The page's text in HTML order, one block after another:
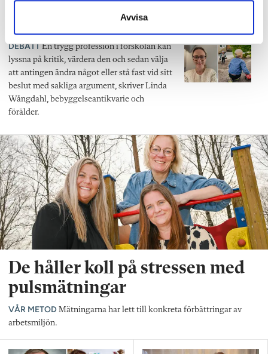
Avvisa
Debatt: ”Förskolan är ingen isolerad ö
DEBATTEn trygg profession i förskolan kan
lyssna på kritik, värdera den och sedan välja
att antingen ändra något eller stå fast vid sitt
beslut med sakliga argument, skriver Linda
Wångdahl, bebyggelseantikvarie och
förälder.
De håller koll på stressen med
pulsmätningar
VÅR METOD Mätningarna har lett till konkreta förbättringar av
arbetsmiljön.